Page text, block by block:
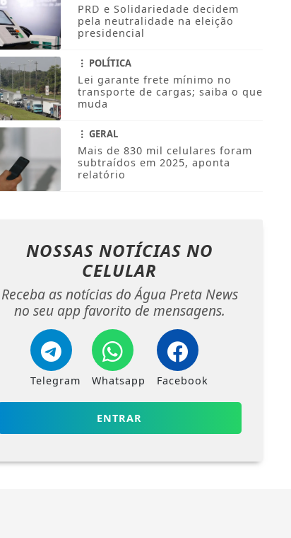
PRD e Solidariedade decidem
pela neutralidade na eleição
presidencial
POLÍTICA
Lei garante frete mínimo no
transporte de cargas; saiba o que
muda
GERAL
Mais de 830 mil celulares foram
subtraídos em 2025, aponta
relatório
NOSSAS NOTÍCIAS NO
CELULAR
Receba as notícias do Água Preta News
no seu app favorito de mensagens.
Telegram Whatsapp Facebook
ENTRAR